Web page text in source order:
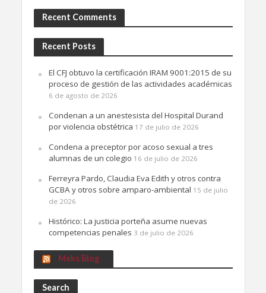
Recent Comments
Recent Posts
El CFJ obtuvo la certificación IRAM 9001:2015 de su
proceso de gestión de las actividades académicas
6 de agosto de 2026
Condenan a un anestesista del Hospital Durand
por violencia obstétrica 17 de julio de 2026
Condena a preceptor por acoso sexual a tres
alumnas de un colegio 16 de julio de 2026
Ferreyra Pardo, Claudia Eva Edith y otros contra
GCBA y otros sobre amparo-ambiental 15 de julio
de 2026
Histórico: La justicia porteña asume nuevas
competencias penales 3 de julio de 2026
Meks Blog
Search